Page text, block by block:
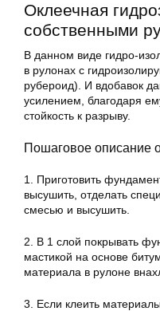
Оклеечная
собственными
В данном виде гидро-
в рулонах с
рубероид). И вдобавок
усилением, благодаря
стойкость к разрыву.
Пошаговое описание
1. Приготовить
высушить, отделать
смесью и высушить.
2. В 1 слой покрывать
мастикой на основе
материала в рулоне
3. Если клеить